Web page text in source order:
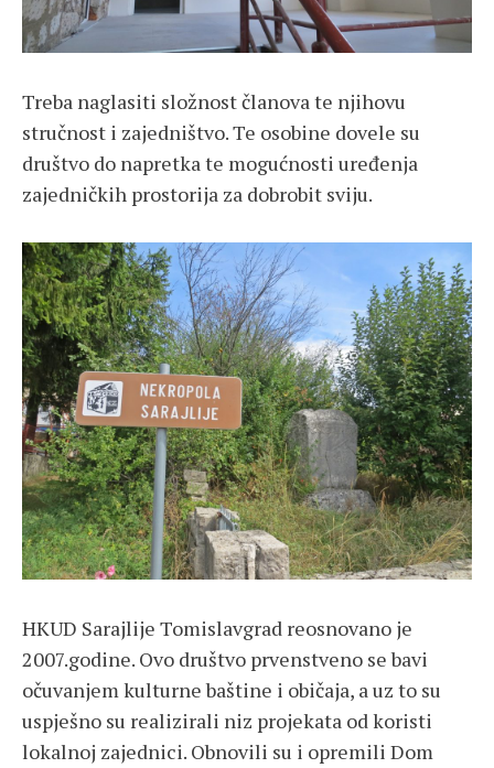
Treba naglasiti složnost članova te njihovu
stručnost i zajedništvo. Te osobine dovele su
društvo do napretka te mogućnosti uređenja
zajedničkih prostorija za dobrobit sviju.
HKUD Sarajlije Tomislavgrad reosnovano je
2007.godine. Ovo društvo prvenstveno se bavi
očuvanjem kulturne baštine i običaja, a uz to su
uspješno su realizirali niz projekata od koristi
lokalnoj zajednici. Obnovili su i opremili Dom